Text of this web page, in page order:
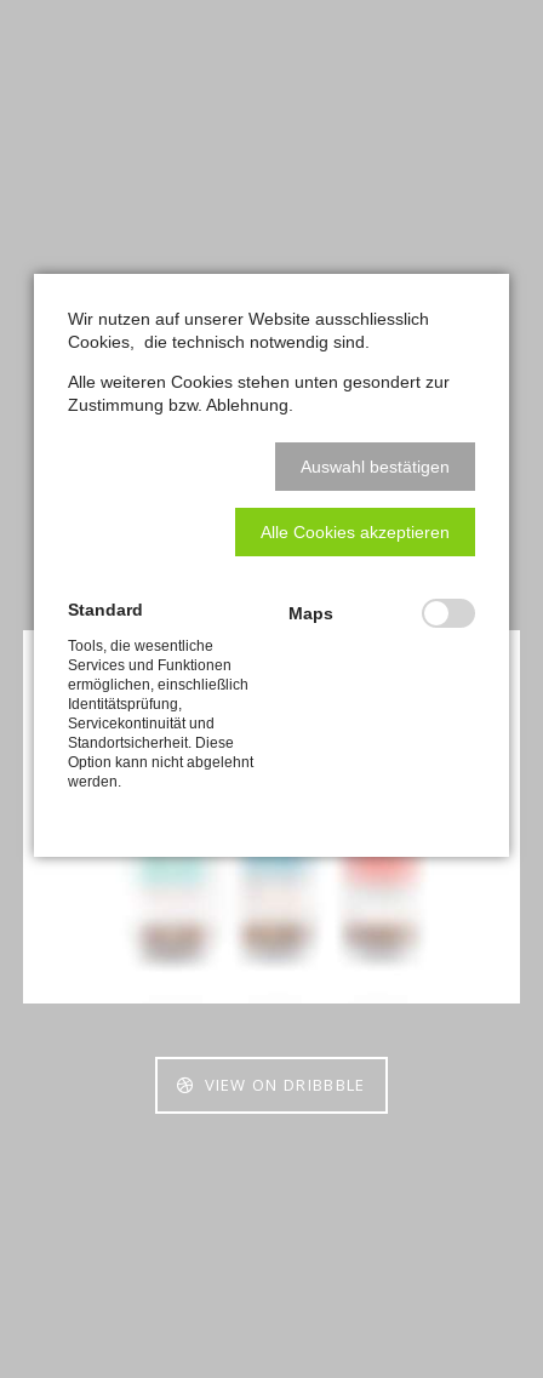
A PROJECT BY RILEY CRAN
PACKAGE DESIGN FOR NO-
LI BREWHOUSE
VIEW ON DRIBBBLE
Wir nutzen auf unserer Website ausschliesslich
Cookies, die technisch notwendig sind.
Alle weiteren Cookies stehen unten gesondert zur
Zustimmung bzw. Ablehnung.
Auswahl bestätigen
Alle Cookies akzeptieren
Standard
Tools, die wesentliche
Services und Funktionen
ermöglichen, einschließlich
Identitätsprüfung,
Servicekontinuität und
Standortsicherheit. Diese
Option kann nicht abgelehnt
werden.
Maps